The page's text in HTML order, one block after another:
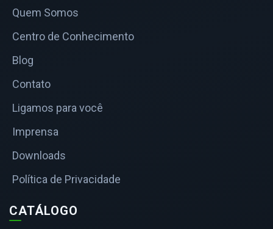
Quem Somos
Centro de Conhecimento
Blog
Contato
Ligamos para você
Imprensa
Downloads
Política de Privacidade
CATÁLOGO